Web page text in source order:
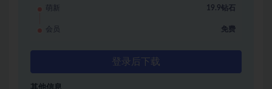
萌新 19.9钻石
会员 免费
登录后下载
其他信息